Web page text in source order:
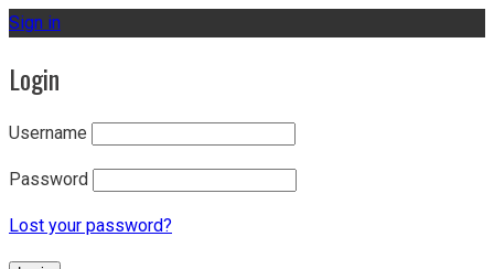
Sign in
Login
Username
Password
Lost your password?